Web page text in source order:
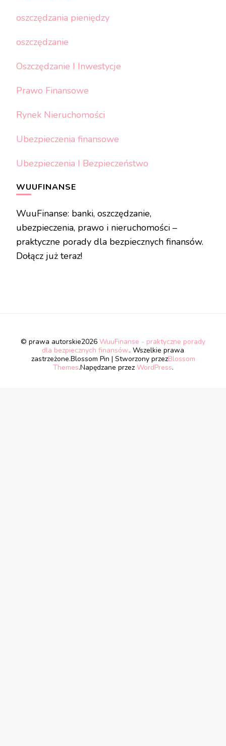
oszczędzania pieniędzy
oszczędzanie
Oszczędzanie I Inwestycje
Prawo Finansowe
Rynek Nieruchomości
Ubezpieczenia finansowe
Ubezpieczenia I Bezpieczeństwo
WUUFINANSE
WuuFinanse: banki, oszczędzanie,
ubezpieczenia, prawo i nieruchomości –
praktyczne porady dla bezpiecznych finansów.
Dołącz już teraz!
© prawa autorskie2026 WuuFinanse - praktyczne porady
dla bezpiecznych finansów.. Wszelkie prawa
zastrzeżone.Blossom Pin | Stworzony przezBlossom
Themes.Napędzane przez WordPress.